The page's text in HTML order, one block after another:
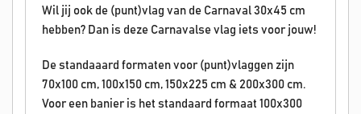
Wil jij ook de (punt)vlag van de Carnaval 30x45 cm
hebben? Dan is deze Carnavalse vlag iets voor jouw!
De standaaard formaten voor (punt)vlaggen zijn
70x100 cm, 100x150 cm, 150x225 cm & 200x300 cm.
Voor een banier is het standaard formaat 100x300